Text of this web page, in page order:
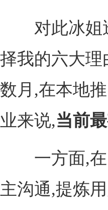
对此冰姐透
择我的六大理
数月,在本地
业来说,当前
一方面,在
主沟通,提炼